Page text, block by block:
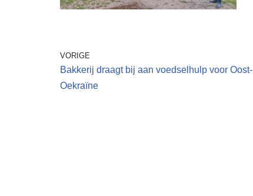
VORIGE
Bakkerij draagt bij aan voedselhulp voor Oost-
Oekraïne